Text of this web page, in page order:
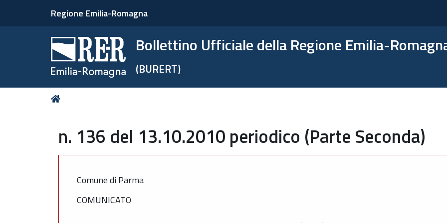
Regione Emilia-Romagna
Bollettino Ufficiale della Regione Emilia-
(BURERT)
Tu
n. 136 del 13.10.2010 periodico (Parte Seconda)
Comune di Parma
COMUNICATO